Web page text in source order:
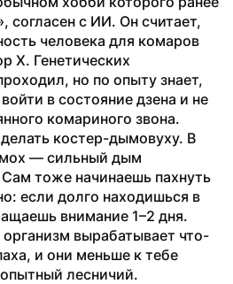
согласен с ИИ. Он считает,
человека для комаров
X. Генетических
но по опыту знает,
в состояние дзена и не
комариного звона.
костер-дымовуху. В
мох — сильный дым
тоже начинаешь пахнуть
если долго находишься в
внимание 1–2 дня.
вырабатывает что-
и они меньше к тебе
лесничий.